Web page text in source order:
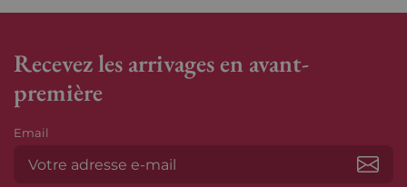
Recevez les arrivages en avant-
première
Email